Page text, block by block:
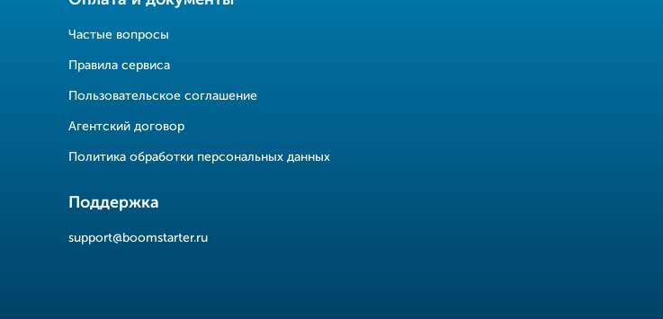
Частые вопросы
Правила сервиса
Пользовательское соглашение
Агентский договор
Политика обработки персональных данных
Поддержка
support@boomstarter.ru